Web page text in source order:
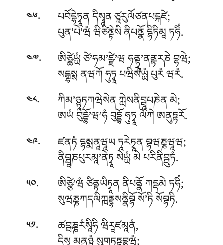
༤༦. པབོདྷེཏྭཱན དིསྭཱན ཙཱརུལོཙནཔངྐཛེ;
པུན’པེ’ཝཾ ཝིཙིནྟེསི ནིཔནྣོ དྷིཏིམཱ ཏཧིཾ.
༤༧. ཨིཙྪེཡྻཾ ཙེ’ཧམ’ཛྫེ’ཝ ཧནྟྭཱ’ནནྟརཎེ བྷཝེ;
སངྒྷསྶ ནཝཀོ ཧུཏྭཱ པཝིསེཡྻཾ པུརཾ ཝརཾ.
༤༨. ཀིམ’ཉྙཱཏཀཝེསེན ཀླེསནིབྦཱཔཎེན མེ;
ཨཡཾ བུདྡྷོ’ཝ’ཧཾ བུདྡྷོ ཧུཏྭཱ ལོཀེ ཨནུཏྟརོ.
༤༩. ཛནཏཾ དྷམྨནཱཝཱཡ ཏཱརེཏྭཱན བྷཝཎྞཝཱཝ;
ནིབྦཱཎཔུརམཱ’ནེཏྭཱ སེཡྻཾ མེ པརིནིབྦུཏཾ.
༥༠. ཨིཙྩེ’ཝཾ ཙིནྟཡིཏྭཱན ནིཔནྣོ ཀདྡམེ ཏཧིཾ;
སུཝཎྞཀདལིཀྑནྡྷསནྣིབྷོ སོ’ཏི སོབྷཏི.
༥༡. ཚབྦཎྞརཾསཱིཧི ཝིརཱཛམཱནཾ,